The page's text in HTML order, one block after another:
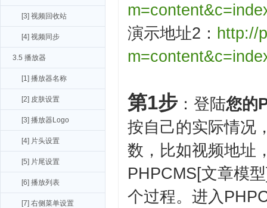
[3] 视频回收站
[4] 视频同步
3.5 播放器
[1] 播放器名称
[2] 皮肤设置
[3] 播放器Logo
[4] 片头设置
[5] 片尾设置
[6] 播放列表
[7] 右侧菜单设置
演示地址2： http://
第1步 ：登陆您的
按自己的实际情况
数，比如视频地址
PHPCMS[文章模
个过程。进入